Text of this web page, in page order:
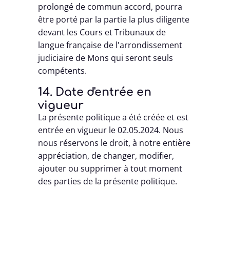
prolongé de commun accord, pourra
être porté par la partie la plus diligente
devant les Cours et Tribunaux de
langue française de l'arrondissement
judiciaire de Mons qui seront seuls
compétents.
14. Date d'entrée en
vigueur
La présente politique a été créée et est
entrée en vigueur le 02.05.2024. Nous
nous réservons le droit, à notre entière
appréciation, de changer, modifier,
ajouter ou supprimer à tout moment
des parties de la présente politique.